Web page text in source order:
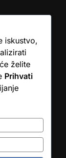
briga da
nitko vas ne
iskustvo,
želite
Prihvati